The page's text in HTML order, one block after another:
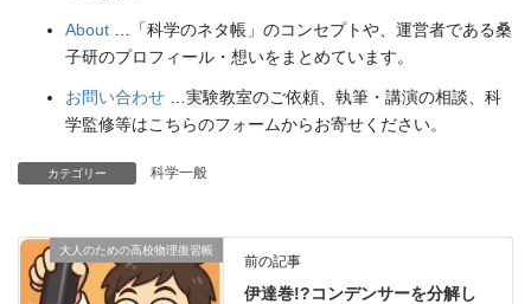
About …「科学のネタ帳」のコンセプトや、運営者である桑
子研のプロフィール・想いをまとめています。
お問い合わせ …実験教室のご依頼、執筆・講演の相談、科
学監修等はこちらのフォームからお寄せください。
カテゴリー 科学一般
大人のための高校物理復習帳
前の記事
伊達巻!?コンデンサーを分解し